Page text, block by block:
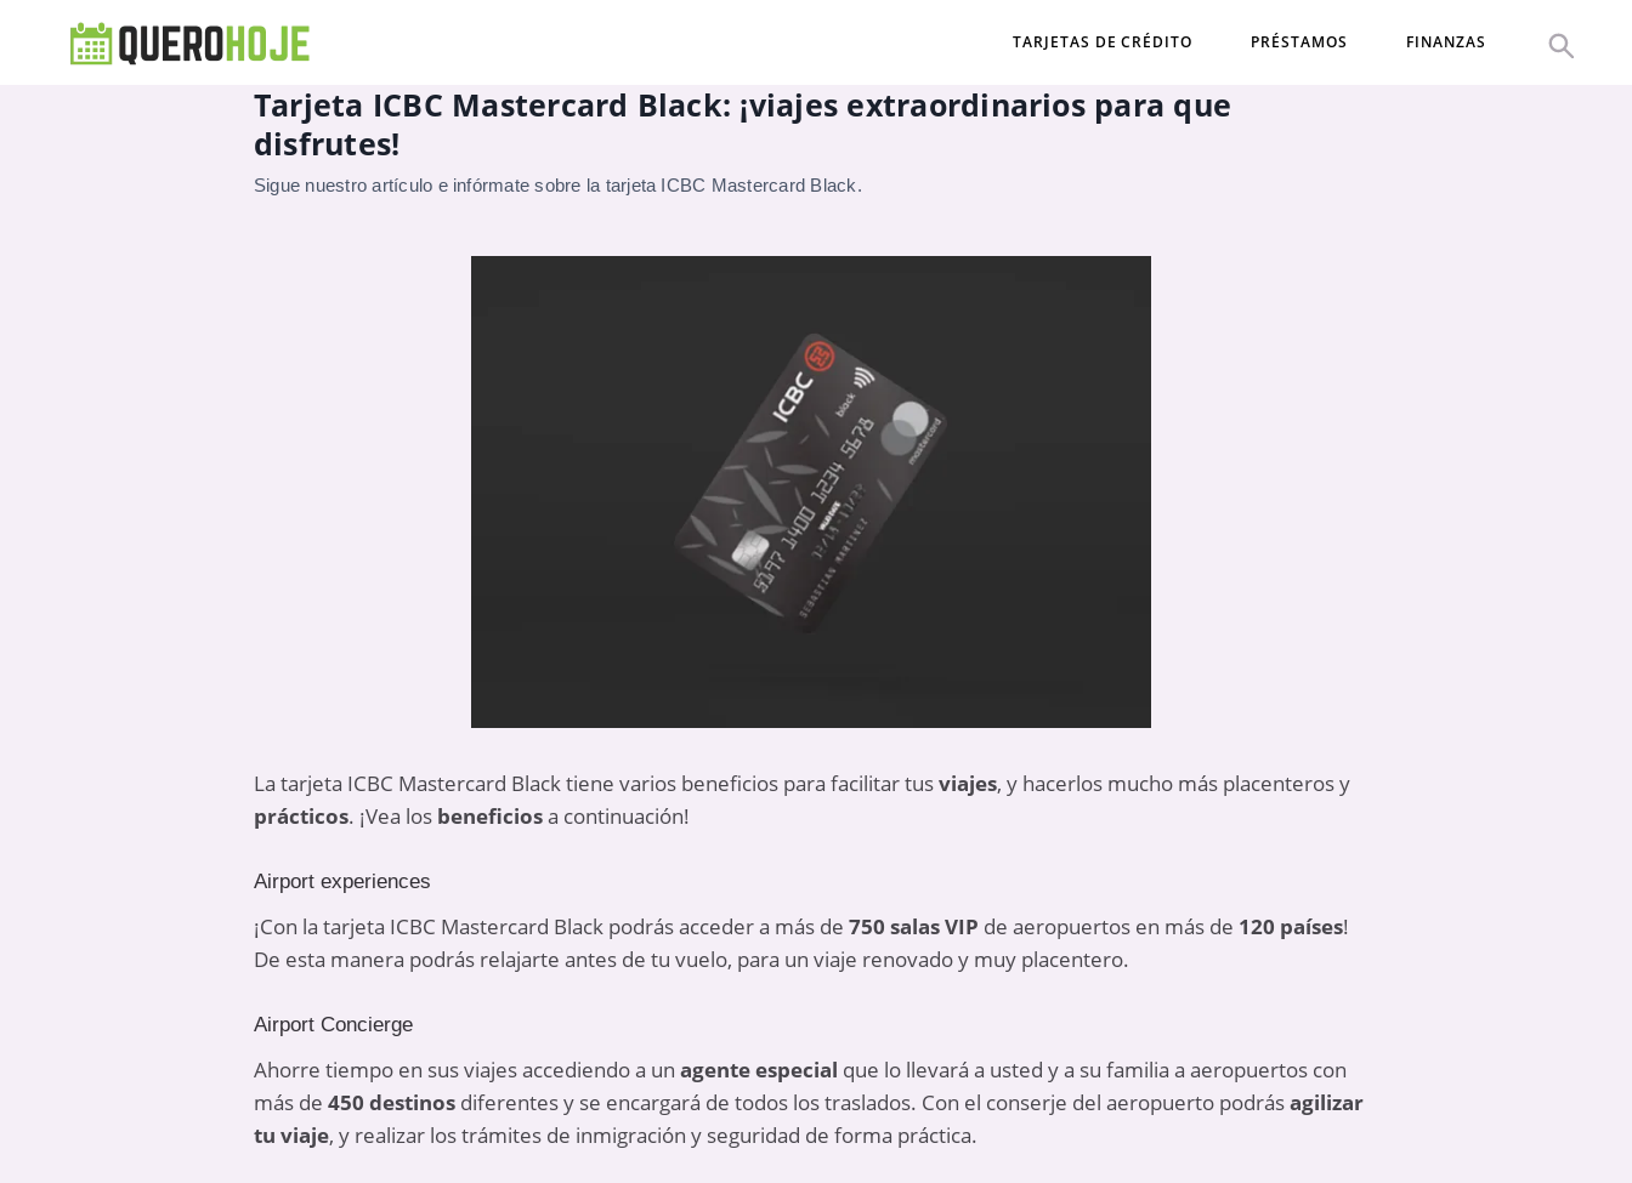
TARJETAS DE CRÉDITO PRÉSTAMOS FINANZAS
Tarjeta ICBC Mastercard Black: ¡viajes extraordinarios para que
disfrutes!
Sigue nuestro artículo e infórmate sobre la tarjeta ICBC Mastercard Black.
La tarjeta ICBC Mastercard Black tiene varios beneficios para facilitar tusviajes, y hacerlos mucho más placenteros y
prácticos. ¡Vea los beneficiosa continuación!
Airport experiences
¡Con la tarjeta ICBC Mastercard Black podrás acceder a más de 750 salas VIP de aeropuertos en más de 120 países!
De esta manera podrás relajarte antes de tu vuelo, para un viaje renovado y muy placentero.
Airport Concierge
Ahorre tiempo en sus viajes accediendo a un agente especial que lo llevará a usted y a su familia a aeropuertos con
más de 450 destinos diferentes y se encargará de todos los traslados. Con el conserje del aeropuerto podrásagilizar
tu viaje, y realizar los trámites de inmigración y seguridad de forma práctica.